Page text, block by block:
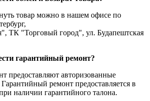
товар можно в нашем офисе по
ТК "Торговый город", ул. Будапештская
гарантийный ремонт?
предоставляют авторизованные
ремонт предоставляется в
наличии гарантийного талона.